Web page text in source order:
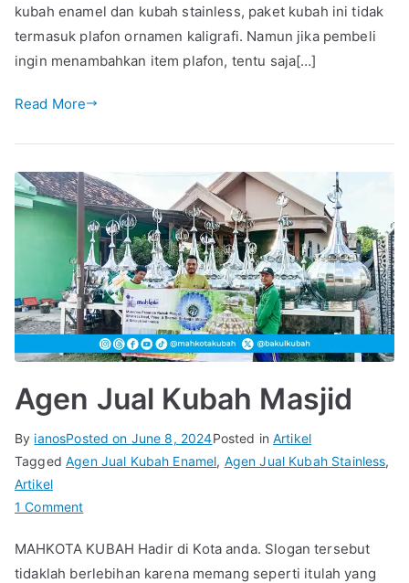
kubah enamel dan kubah stainless, paket kubah ini tidak
termasuk plafon ornamen kaligrafi. Namun jika pembeli
ingin menambahkan item plafon, tentu saja[…]
Read More
Agen Jual Kubah Masjid
By ianosPosted on June 8, 2024Posted inArtikel
TaggedAgen Jual Kubah Enamel, Agen Jual Kubah Stainless,
Artikel
1 Commenton
Jual
Kubah
MAHKOTA KUBAH Hadir di Kota anda. Slogan tersebut
tidaklah berlebihan karena memang seperti itulah yang